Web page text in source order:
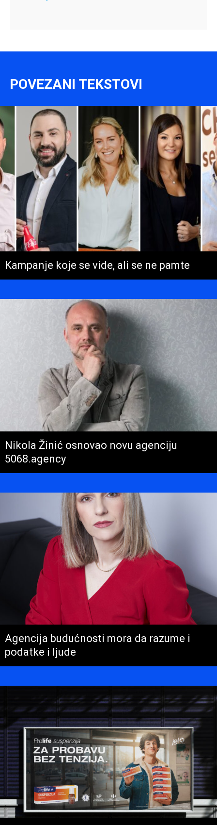
POVEZANI TEKSTOVI
Kampanje koje se vide, ali se ne pamte
Nikola Žinić osnovao novu agenciju
5068.agency
Agencija budućnosti mora da razume i
podatke i ljude